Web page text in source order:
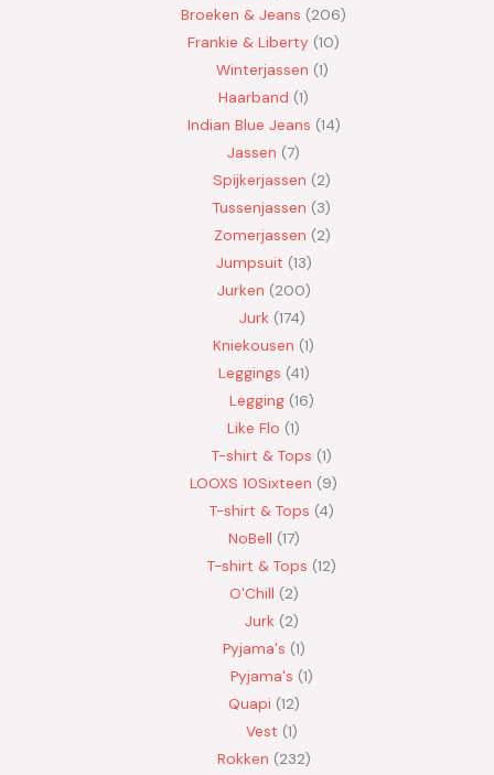
Broeken & Jeans
206
Frankie & Liberty 10
Winterjassen 1
Haarband 1
Indian Blue Jeans 14
Jassen 7
Spijkerjassen
2
Tussenjassen
3
Zomerjassen 2
Jumpsuit 13
Jurken 200
Jurk 174
Kniekousen 1
Leggings 41
Legging 16
Like Flo 1
T-shirt & Tops 1
LOOXS 10Sixteen
9
T-shirt & Tops 4
NoBell 17
T-shirt & Tops 12
O'Chill 2
Jurk 2
Pyjama's 1
Pyjama's 1
Quapi 12
Vest 1
Rokken 232